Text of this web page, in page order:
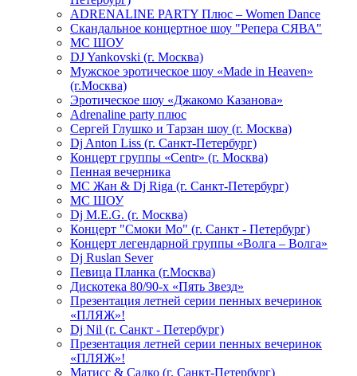
ADRENALINE PARTY Плюс – Women Dance
Скандальное концертное шоу "Репера СЯВА"
МС ШОУ
DJ Yankovski (г. Москва)
Мужское эротическое шоу «Made in Heaven»
(г.Москва)
Эротическое шоу «Джакомо Казанова»
Adrenaline party плюс
Сергей Глушко и Тарзан шоу (г. Москва)
Dj Anton Liss (г. Санкт-Петербург)
Концерт группы «Centr» (г. Москва)
Пенная вечерника
МС Жан & Dj Riga (г. Санкт-Петербург)
МС ШОУ
Dj M.E.G. (г. Москва)
Концерт "Смоки Мо" (г. Санкт - Петербург)
Концерт легендарной группы «Волга – Волга»
Dj Ruslan Sever
Певица Планка (г.Москва)
Дискотека 80/90-х «Пять Звезд»
Презентация летней серии пенных вечеринок
«ПЛЯЖ»!
Dj Nil (г. Санкт - Петербург)
Презентация летней серии пенных вечеринок
«ПЛЯЖ»!
Матисс & Садко (г. Санкт-Петербург)